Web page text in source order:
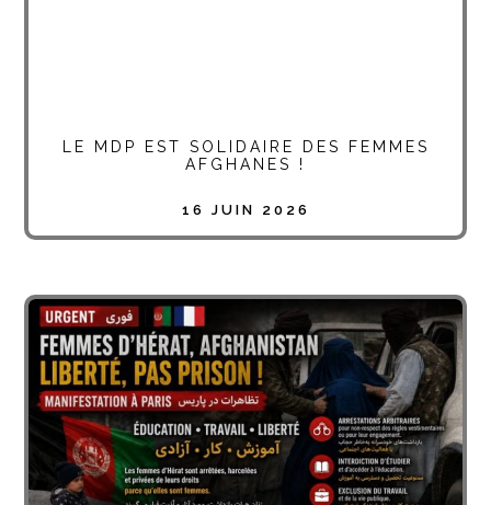
LE MDP EST SOLIDAIRE DES FEMMES
AFGHANES !
16 JUIN 2026